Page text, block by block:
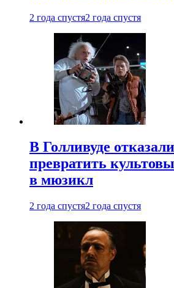
2 года спустя2 года спустя
В Голливуде
превратить
в мюзикл
2 года спустя2 года спустя